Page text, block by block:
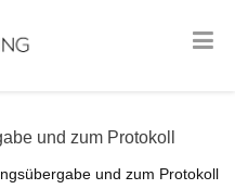
und zum Protokoll
und zum Protokoll